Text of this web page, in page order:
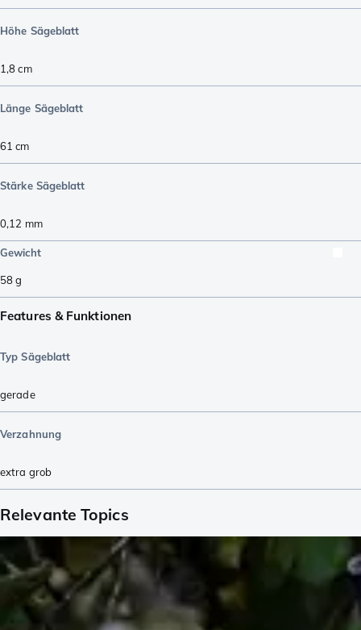
Höhe Sägeblatt
1,8cm
Länge Sägeblatt
61 cm
Stärke Sägeblatt
0,12 mm
Gewicht
58g
Features & Funktionen
Typ Sägeblatt
gerade
Verzahnung
extra grob
Relevante Topics